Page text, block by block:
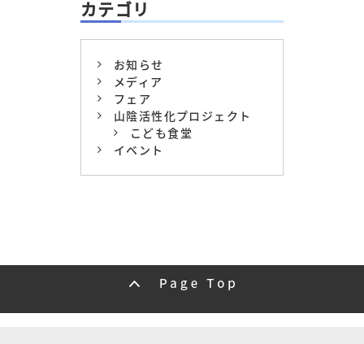
カテゴリ
お知らせ
メディア
フェア
山陰活性化プロジェクト
こども食堂
イベント